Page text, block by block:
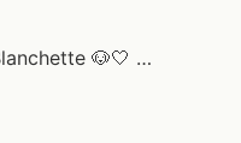
🐶🤍 …